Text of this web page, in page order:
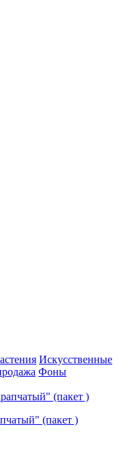
Искусственные
Фоны
(пакет )